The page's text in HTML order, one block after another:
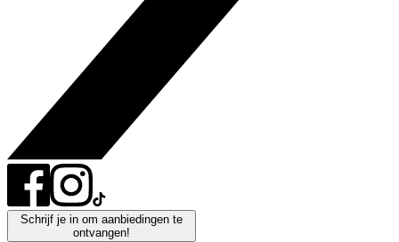
Schrijf je in om aanbiedingen te
ontvangen!